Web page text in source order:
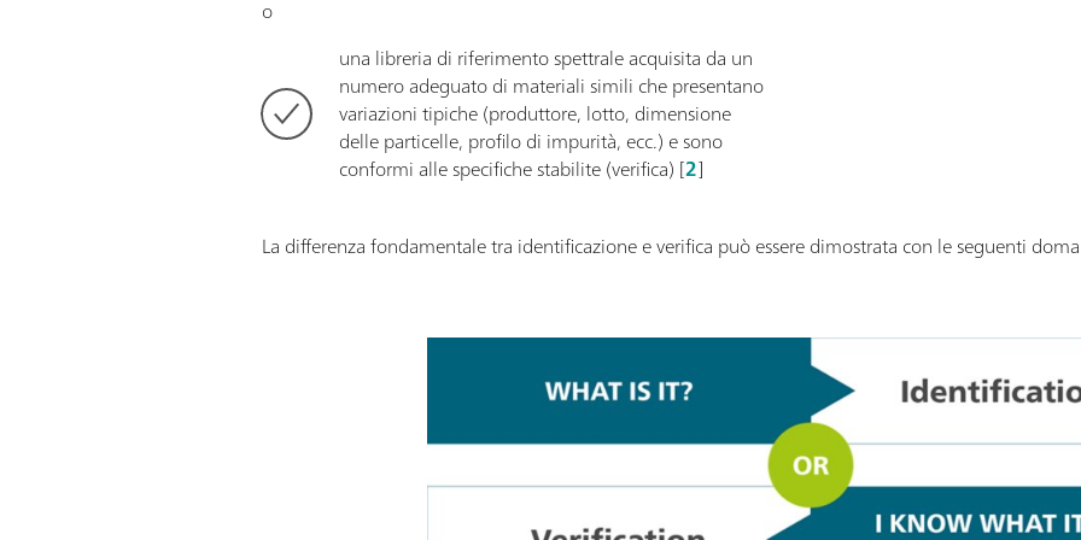
o
una libreria di riferimento spettrale acquisita da un
numero adeguato di materiali simili che presentano
variazioni tipiche (produttore, lotto, dimensione
delle particelle, profilo di impurità, ecc.) e sono
conformi alle specifiche stabilite (verifica) [2]
La differenza fondamentale tra identificazione e verifica può essere dimostrata con le seguenti